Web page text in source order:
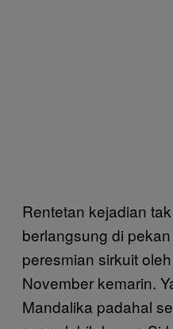
Rentetan kejadian
berlangsung di
peresmian sirkuit
November kemarin.
Mandalika padahal